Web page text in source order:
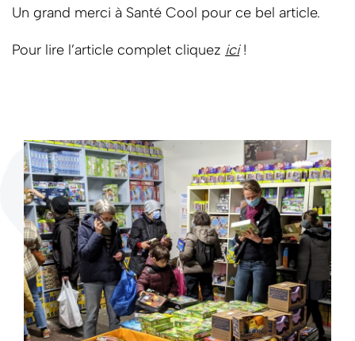
Un grand merci à Santé Cool pour ce bel article.
Pour lire l’article complet cliquez ici!